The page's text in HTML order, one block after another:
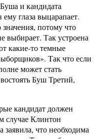
и кандидата
глаза выцарапает.
потому что
выбирает. Так устроена
какие-то темные
Так что если
может стать
Буш Третий,
кандидат должен
случае Клинтон
что необходима